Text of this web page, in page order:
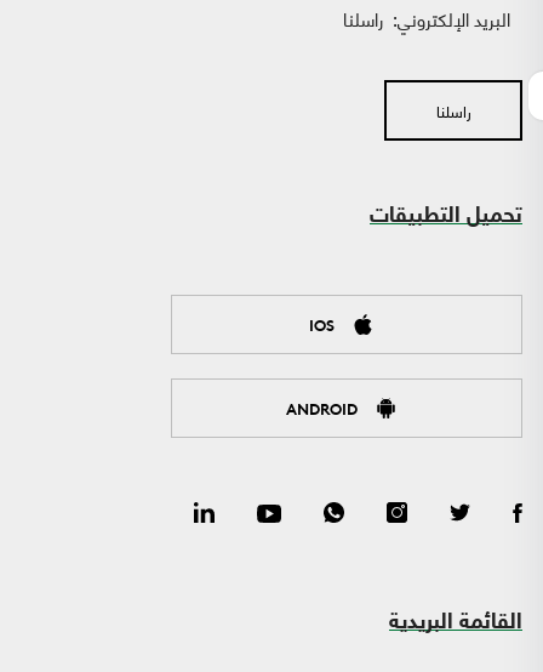
البريد الإلكتروني: راسلنا
راسلنا
تحميل التطبيقات
IOS
ANDROID
القائمة البريدية